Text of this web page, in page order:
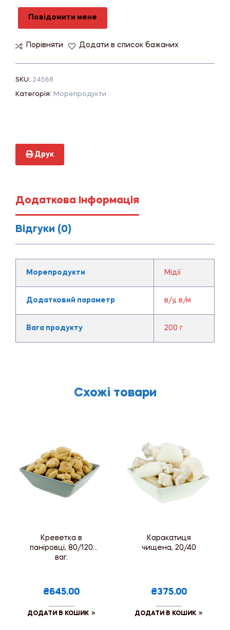
Повідомити мене
Порівняти Додати в список бажаних
SKU: 24568
Категорія: Морепродукти
Друк
Додаткова Інформація
Відгуки (0)
Морепродукти Мідії
Додатковий параметр в/у, в/м
Вага продукту 200 г
Схожі товари
Креветка в
паніровці, 80/120
ваг.
₴645.00
ДОДАТИ В КОШИК
Каракатиця
чищена, 20/40
₴375.00
ДОДАТИ В КОШИК